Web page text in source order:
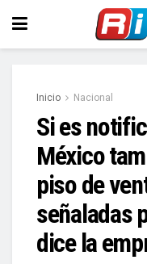
Inicio Nacional
Si es
México
piso de
señaladas
dice la